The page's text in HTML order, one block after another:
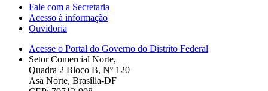
Fale com a Secretaria
Acesso à informação
Ouvidoria
Acesse o Portal do Governo do Distrito Federal
Setor Comercial Norte,
Quadra 2 Bloco B, Nº 120
Asa Norte, Brasília-DF